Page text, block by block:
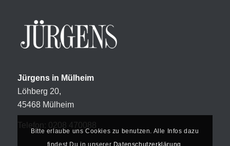
Jürgens in Mülheim
Löhberg 20,
45468 Mülheim
Telefon: 0208 470088
Bitte erlaube uns Cookies zu benutzen. Alle Infos dazu
findest Du in unserer Datenschutzerklärung